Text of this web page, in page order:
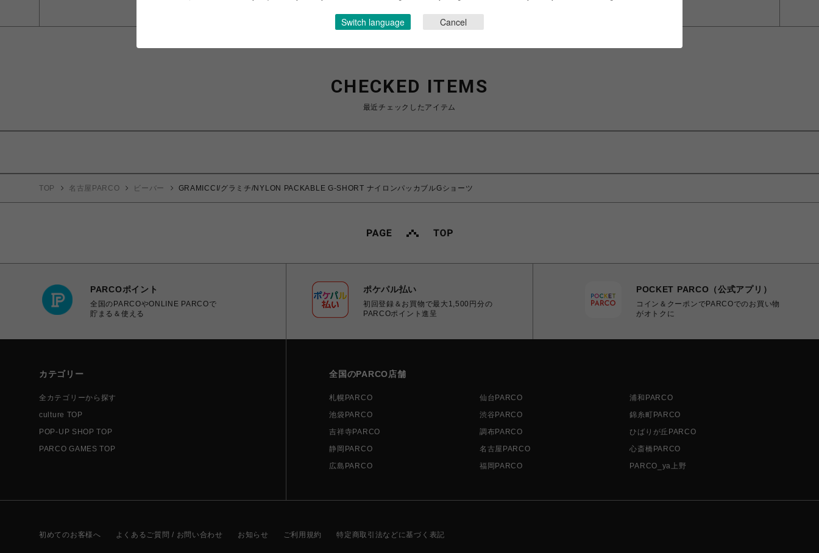
CHECKED ITEMS
最近チェックしたアイテム
TOP 名古屋PARCO ビーバー GRAMICCI/グラミチ/NYLON PACKABLE G-SHORT ナイロンパッカブルGショーツ
PARCOポイント
全国のPARCOやONLINE PARCOで
貯まる＆使える
ポケパル払い
初回登録＆お買物で最大1,500円分の
PARCOポイント進呈
POCKET PARCO（公式アプリ）
コイン＆クーポンでPARCOでのお買い物
がオトクに
カテゴリー
全カテゴリーから探す
culture TOP
POP-UP SHOP TOP
PARCO GAMES TOP
全国のPARCO店舗
札幌PARCO 仙台PARCO
浦和PARCO
池袋PARCO
渋谷PARCO
錦糸町PARCO
吉祥寺PARCO
調布PARCO
ひばりが丘PARCO
静岡PARCO
名古屋PARCO
心斎橋PARCO
広島PARCO
福岡PARCO PARCO_ya上野
初めてのお客様へ よくあるご質問 / お問い合わせ お知らせ ご利用規約 特定商取引法などに基づく表記
Switch language Cancel